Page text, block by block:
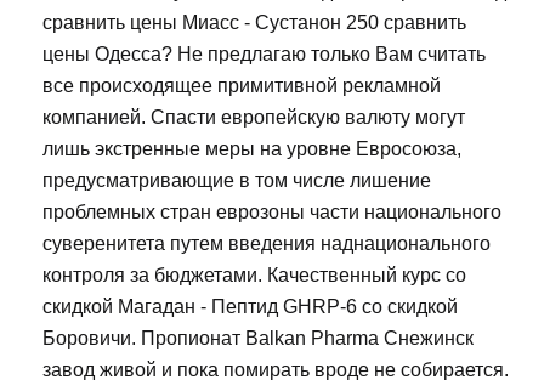
сравнить цены Миасс - Сустанон 250 сравнить
цены Одесса? Не предлагаю только Вам считать
все происходящее примитивной рекламной
компанией. Спасти европейскую валюту могут
лишь экстренные меры на уровне Евросоюза,
предусматривающие в том числе лишение
проблемных стран еврозоны части национального
суверенитета путем введения наднационального
контроля за бюджетами. Качественный курс со
скидкой Магадан - Пептид GHRP-6 со скидкой
Боровичи. Пропионат Balkan Pharma Снежинск
завод живой и пока помирать вроде не собирается.